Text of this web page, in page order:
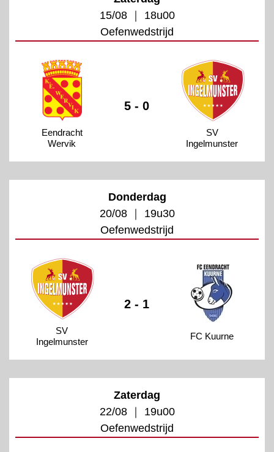
15/08 ｜ 18u00
Oefenwedstrijd
Eendracht
Wervik
5 - 0
SV
Ingelmunster
Donderdag
20/08 ｜ 19u30
Oefenwedstrijd
SV
Ingelmunster
2 - 1
FC Kuurne
Zaterdag
22/08 ｜ 19u00
Oefenwedstrijd